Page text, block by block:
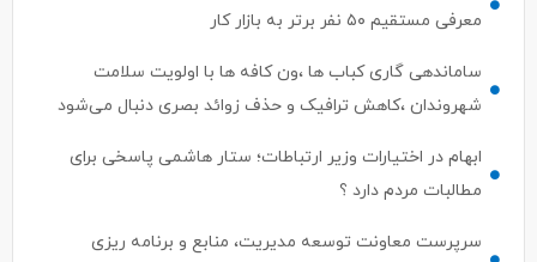
معرفی مستقیم ۵۰ نفر برتر به بازار کار
ساماندهی گاری کباب ها ،ون کافه ها با اولویت سلامت
شهروندان ،کاهش ترافیک و حذف زوائد بصری دنبال می‌شود
ابهام در اختیارات وزیر ارتباطات؛ ستار هاشمی پاسخی برای
مطالبات مردم دارد ؟
سرپرست معاونت توسعه مدیریت، منابع و برنامه ریزی